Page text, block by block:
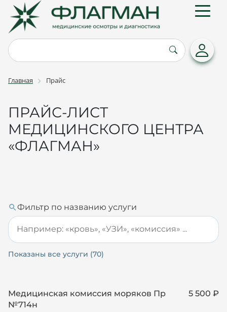
Главная Прайс
ПРАЙС-ЛИСТ
МЕДИЦИНСКОГО ЦЕНТРА
«ФЛАГМАН»
Фильтр по названию услуги
Показаны все услуги (70)
Медицинская комиссия моряков Пр
№714н
5 500 ₽